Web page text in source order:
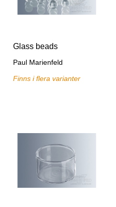
Glass beads
Paul Marienfeld
Finns i flera varianter